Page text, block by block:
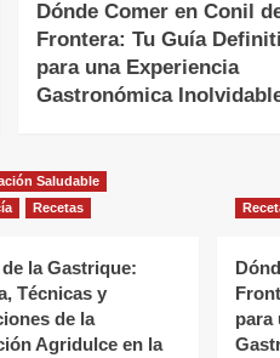
Dónde Comer en Conil
Frontera: Tu Guía
para una Experiencia
Gastronómica
Saludable
Recetas
la Gastrique:
Técnicas y
de la
Agridulce en la
para